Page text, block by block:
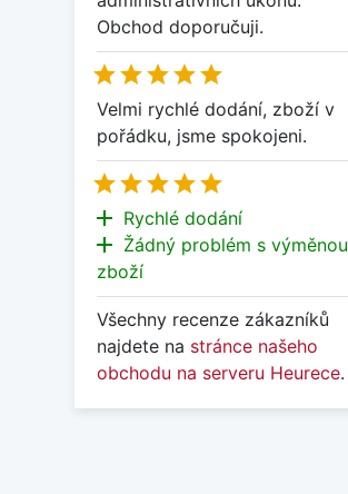
Obchod doporučuji.

Velmi rychlé dodání, zboží v
pořádku, jsme spokojeni.

add Rychlé dodání
add Žádný problém s výměnou
zboží
Všechny recenze zákazníků
najdete na stránce našeho
obchodu na serveru Heurece.